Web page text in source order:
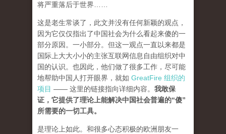
将严重落后于世界……
这是老生常谈了，此文并没有任何新颖的观点，
因为它仅仅指出了中国社会为什么看起来傻的一
部分原因。一小部分。但这一观点一直以来都是
国际上大大小小的主张互联网信息自由组织对中
国的认识。也因此，他们做了很多工作，尽可能
地帮助中国人打开眼界，就如 GreatFire 组织的
项目 —— 这里的链接指向详细内容。 我敢保
证，它提供了理论上能解决中国社会普遍的“傻”
所需要的一切工具。
是理论上如此。和很多心态积极的欧洲朋友一